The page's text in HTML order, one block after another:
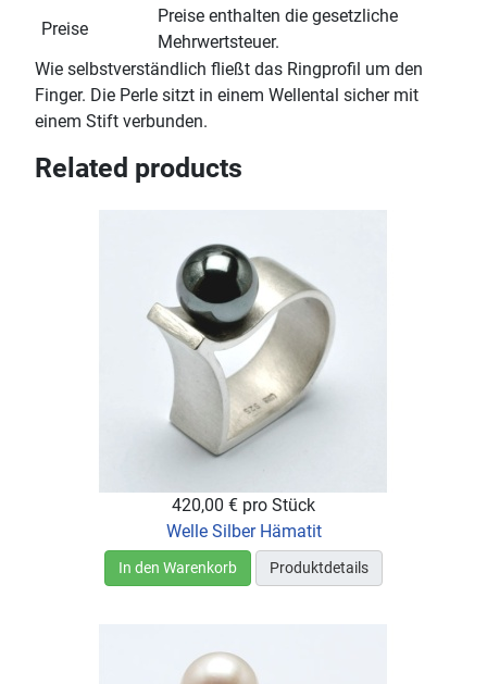
Preise
Preise enthalten die gesetzliche
Mehrwertsteuer.
Wie selbstverständlich fließt das Ringprofil um den
Finger. Die Perle sitzt in einem Wellental sicher mit
einem Stift verbunden.
Related products
420,00 € pro Stück
Welle Silber Hämatit
In den Warenkorb Produktdetails